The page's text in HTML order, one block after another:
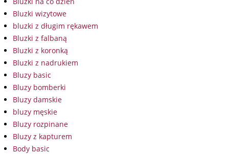
Bluzki wizytowe
bluzki z długim rękawem
Bluzki z falbaną
Bluzki z koronką
Bluzki z nadrukiem
Bluzy basic
Bluzy bomberki
Bluzy damskie
bluzy męskie
Bluzy rozpinane
Bluzy z kapturem
Body basic